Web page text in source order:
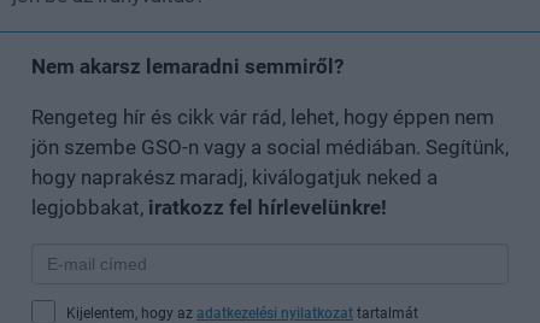
Nem akarsz lemaradni semmiről?
Rengeteg hír és cikk vár rád, lehet, hogy éppen nem
jön szembe GSO-n vagy a social médiában. Segítünk,
hogy naprakész maradj, kiválogatjuk neked a
legjobbakat, iratkozz fel hírlevelünkre!
Kijelentem, hogy az adatkezelési nyilatkozat tartalmát